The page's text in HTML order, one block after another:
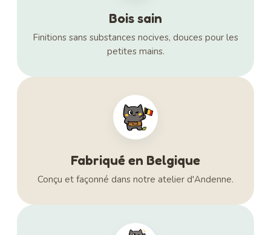
Bois sain
Finitions sans substances nocives, douces pour les
petites mains.
Fabriqué en Belgique
Conçu et façonné dans notre atelier d'Andenne.